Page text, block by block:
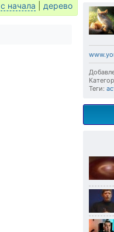
Теги:
с начала дерево